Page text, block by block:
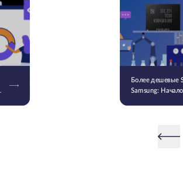
Более дешевые
Samsung: